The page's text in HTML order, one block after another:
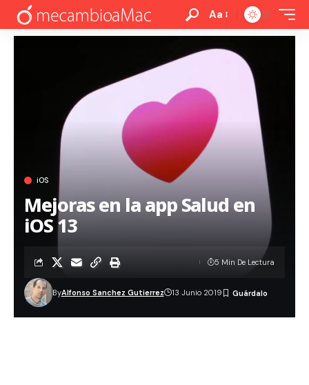
Aa
iOS
Mejoras en la app Salud en
iOS 13
ByAlfonso Sanchez Gutierrez 13 Junio 2019
5 Min De Lectura